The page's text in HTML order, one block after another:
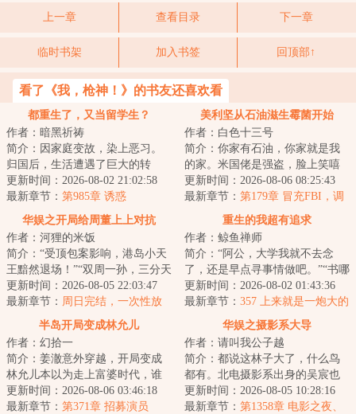
上一章 查看目录 下一章
临时书架 加入书签 回顶部↑
看了《我，枪神！》的书友还喜欢看
都重生了，又当留学生？
作者：暗黑祈祷
简介：因家庭变故，染上恶习。
归国后，生活遭遇了巨大的转
变。历尽艰辛，终于在三十六岁
时攒下了房子的首...
更新时间：2026-08-02 21:02:58
最新章节： 第985章 诱惑
美利坚从石油滋生霉菌开始
作者：白色十三号
简介：你家有石油，你家就是我
的家。米国佬是强盗，脸上笑嘻
嘻，背后挂大刀，见到好东西，
什么都想要，要...
更新时间：2026-08-06 08:25:43
最新章节： 第179章 冒充FBI，调
查LAPD
华娱之开局给周董上上对抗
作者：河狸的米饭
简介：“受顶包案影响，港岛小天
王黯然退场！”“双周一孙，三分天
下，华语乐坛新势力！”“新时代华
语乐...
更新时间：2026-08-05 22:03:47
最新章节： 周日完结，一次性放
重生的我超有追求
作者：鲸鱼禅师
简介：“阿公，大学我就不去念
了，还是早点寻事情做吧。”“书哪
能不念？做人要有追求，念了大
学，就有机...
更新时间：2026-08-02 01:43:36
最新章节： 357 上来就是一炮大的
半岛开局变成林允儿
作者：幻拾一
简介：姜澈意外穿越，开局变成
林允儿本以为走上富婆时代，谁
知转头看见了另一个林允儿！本
以为只变身林允...
更新时间：2026-08-06 03:46:18
最新章节： 第371章 招募演员
华娱之摄影系大导
作者：请叫我公子越
简介：都说这林子大了，什么鸟
都有。北电摄影系出身的吴宸也
想看看，这个光怪陆离的电影圈
里，究竟都有些...
更新时间：2026-08-05 10:28:16
最新章节： 第1358章 电影之夜、